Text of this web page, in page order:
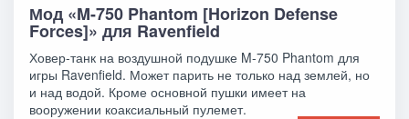
Мод «M-750 Phantom [Horizon Defense
Forces]» для Ravenfield
Ховер-танк на воздушной подушке M-750 Phantom для
игры Ravenfield. Может парить не только над землей, но
и над водой. Кроме основной пушки имеет на
вооружении коаксиальный пулемет.